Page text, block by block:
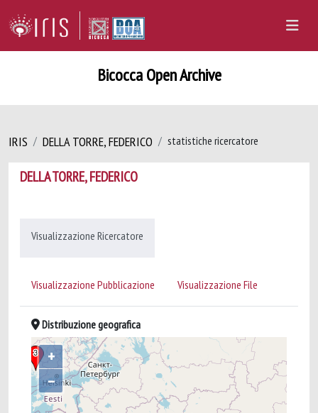
Bicocca Open Archive
IRIS DELLA TORRE, FEDERICO statistiche ricercatore
DELLA TORRE, FEDERICO
Visualizzazione Ricercatore
Visualizzazione Pubblicazione Visualizzazione File
Distribuzione geografica
+
–